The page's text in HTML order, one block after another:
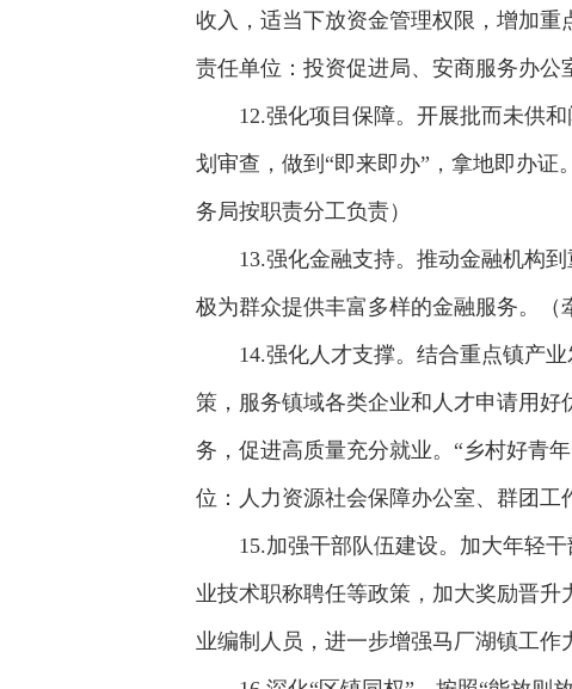
收入，适当下放资金管理权限，增加重
责任单位：投资促进局、安商服务办公
12.强化项目保障。开展批而未供
划审查，做到“即来即办”，拿地即办
务局按职责分工负责）
13.强化金融支持。推动金融机构
极为群众提供丰富多样的金融服务。（
14.强化人才支撑。结合重点镇产
策，服务镇域各类企业和人才申请用
务，促进高质量充分就业。“乡村好青
位：人力资源社会保障办公室、群团工
15.加强干部队伍建设。加大年轻
业技术职称聘任等政策，加大奖励晋
业编制人员，进一步增强马厂湖镇工作